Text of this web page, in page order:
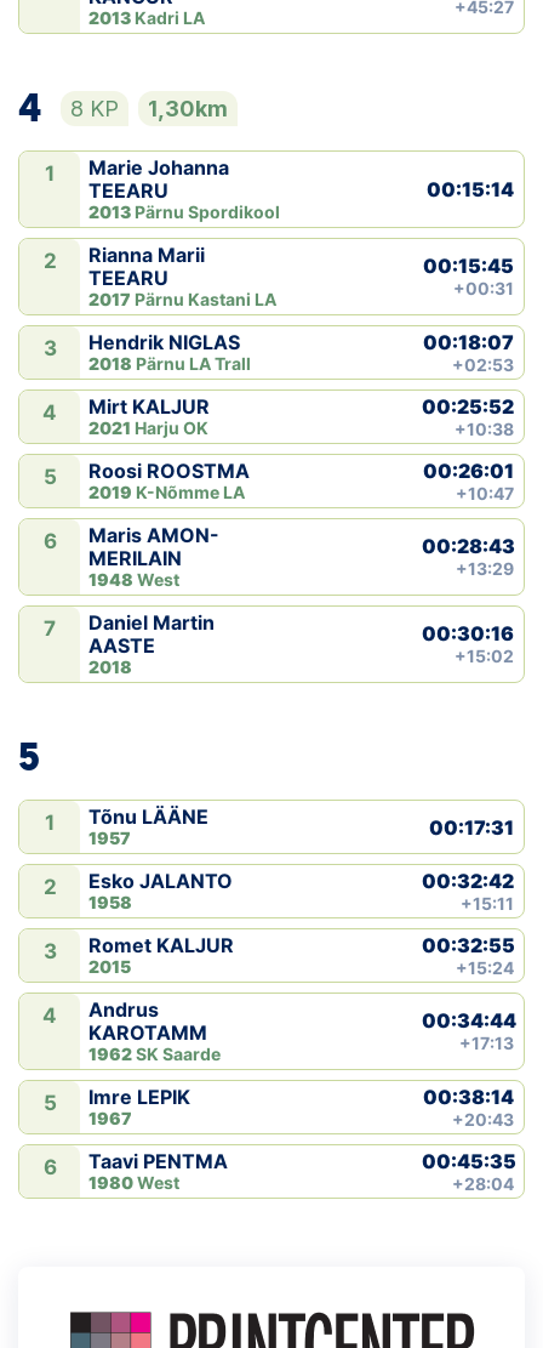
2013 Kadri LA
+45:27
4 8 KP 1,30km
1
Marie Johanna
TEEARU
2013 Pärnu Spordikool
00:15:14
2
Rianna Marii
TEEARU
2017 Pärnu Kastani LA
00:15:45
+00:31
3 Hendrik NIGLAS
2018 Pärnu LA Trall
00:18:07
+02:53
4 Mirt KALJUR
2021 Harju OK
00:25:52
+10:38
5 Roosi ROOSTMA
2019 K-Nõmme LA
00:26:01
+10:47
6
Maris AMON-
MERILAIN
1948 West
00:28:43
+13:29
7
Daniel Martin
AASTE
2018
00:30:16
+15:02
5
1 Tõnu LÄÄNE
1957 00:17:31
2 Esko JALANTO
1958
00:32:42
+15:11
3 Romet KALJUR
2015
00:32:55
+15:24
4
Andrus
KAROTAMM
1962SK Saarde
00:34:44
+17:13
5 Imre LEPIK
1967
00:38:14
+20:43
6 Taavi PENTMA
1980West
00:45:35
+28:04